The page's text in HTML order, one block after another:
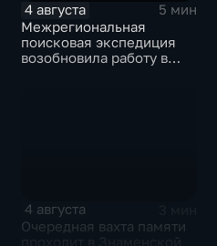
4 августа
5 мин
Межрегиональная
поисковая экспедиция
возобновила работу в
4 августа
Очередная вахта памяти